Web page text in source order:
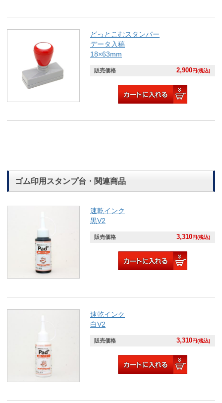
どっとこむスタンパー
データ入稿
18×63mm
販売価格 2,900円(税込)
ゴム印用スタンプ台・関連商品
速乾インク
黒V2
販売価格 3,310円(税込)
速乾インク
白V2
販売価格 3,310円(税込)